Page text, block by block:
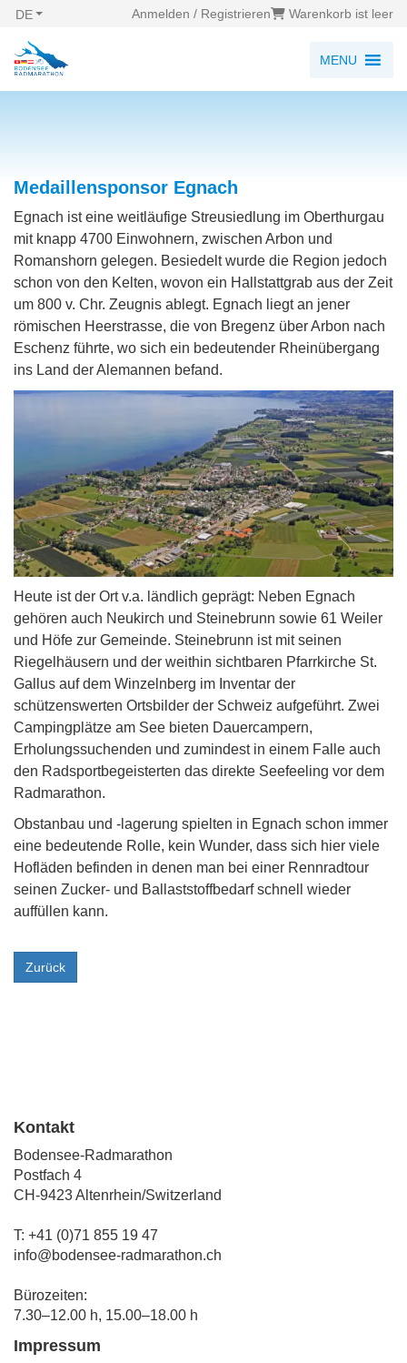
DE Anmelden / Registrieren Warenkorb ist leer
MENU
Medaillensponsor Egnach
Egnach ist eine weitläufige Streusiedlung im Oberthurgau
mit knapp 4700 Einwohnern, zwischen Arbon und
Romanshorn gelegen. Besiedelt wurde die Region jedoch
schon von den Kelten, wovon ein Hallstattgrab aus der Zeit
um 800 v. Chr. Zeugnis ablegt. Egnach liegt an jener
römischen Heerstrasse, die von Bregenz über Arbon nach
Eschenz führte, wo sich ein bedeutender Rheinübergang
ins Land der Alemannen befand.
Heute ist der Ort v.a. ländlich geprägt: Neben Egnach
gehören auch Neukirch und Steinebrunn sowie 61 Weiler
und Höfe zur Gemeinde. Steinebrunn ist mit seinen
Riegelhäusern und der weithin sichtbaren Pfarrkirche St.
Gallus auf dem Winzelnberg im Inventar der
schützenswerten Ortsbilder der Schweiz aufgeführt. Zwei
Campingplätze am See bieten Dauercampern,
Erholungssuchenden und zumindest in einem Falle auch
den Radsportbegeisterten das direkte Seefeeling vor dem
Radmarathon.
Obstanbau und -lagerung spielten in Egnach schon immer
eine bedeutende Rolle, kein Wunder, dass sich hier viele
Hofläden befinden in denen man bei einer Rennradtour
seinen Zucker- und Ballaststoffbedarf schnell wieder
auffüllen kann.
Zurück
Kontakt
Bodensee-Radmarathon
Postfach 4
CH-9423 Altenrhein/Switzerland
T: +41 (0)71 855 19 47
info@bodensee-radmarathon.ch
Bürozeiten:
7.30–12.00 h, 15.00–18.00 h
Impressum